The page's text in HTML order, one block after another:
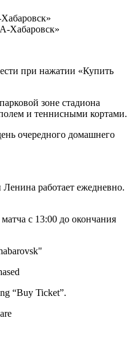
Хабаровск»
при нажатии «Купить
зоне стадиона
и теннисными кортами.
очередного домашнего
работает ежедневно.
с 13:00 до окончания
“Buy Ticket”.